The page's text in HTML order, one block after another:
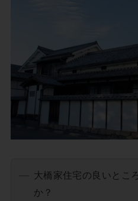
大橋家住宅の良いとこ
か？